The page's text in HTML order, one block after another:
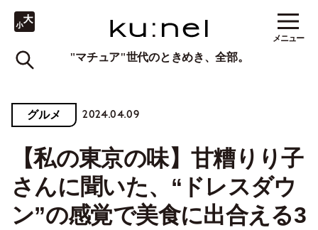
"マチュア"世代のときめき、全部。
メニュー
グルメ 2024.04.09
【私の東京の味】甘糟りり子
さんに聞いた、“ドレスダウ
ン”の感覚で美食に出合える3